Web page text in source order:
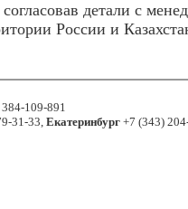
детали с
России и
109-891
31-33, Екатеринбург +7 (343)